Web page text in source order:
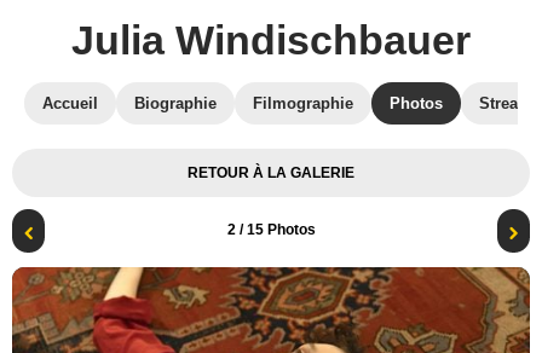
Julia Windischbauer
Accueil Biographie Filmographie Photos
RETOUR À LA GALERIE
2/ 15 Photos